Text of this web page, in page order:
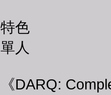
特色
單人
《DARQ: